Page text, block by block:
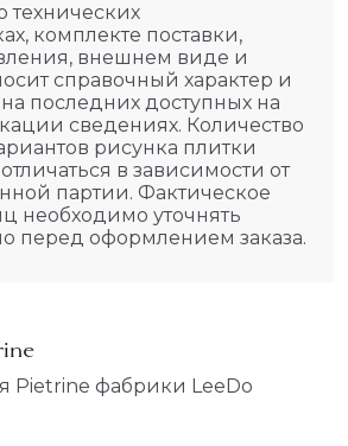
комплекте поставки,
внешнем виде и
справочный характер и
последних доступных на
сведениях. Количество
рисунка плитки
в зависимости от
партии. Фактическое
необходимо уточнять
перед оформлением заказа.
Pietrine фабрики LeeDo